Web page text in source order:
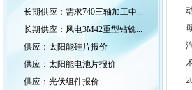
长期供应：需求740三轴加工中...
长期供应：风电3M42重型钻铣...
供应：太阳能硅片报价
供应：太阳能电池片报价
供应：光伏组件报价